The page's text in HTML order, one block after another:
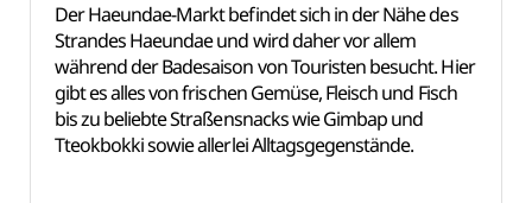
Der Haeundae-Markt befindet sich in der Nähe des
Strandes Haeundae und wird daher vor allem
während der Badesaison von Touristen besucht. Hier
gibt es alles von frischen Gemüse, Fleisch und Fisch
bis zu beliebte Straßensnacks wie Gimbap und
Tteokbokki sowie allerlei Alltagsgegenstände.